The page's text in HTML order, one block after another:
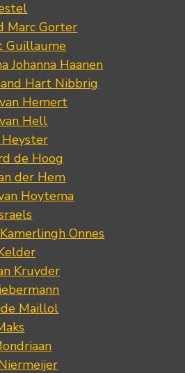
Marc Gorter
Guillaume
Johanna Haanen
Hart Nibbrig
Hemert
Hell
de Hoog
der Hem
Hoytema
Onnes
Kruyder
Maillol